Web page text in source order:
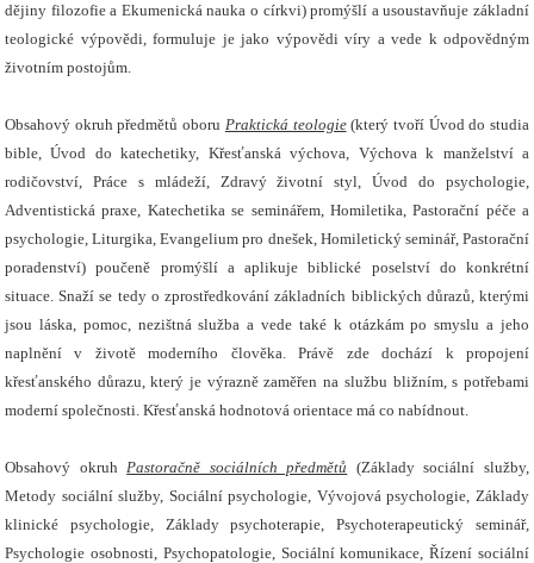
dějiny filozofie a Ekumenická nauka o církvi) promýšlí a usoustavňuje základní
teologické výpovědi, formuluje je jako výpovědi víry a vede k odpovědným
životním postojům.
Obsahový okruh předmětů oboru Praktická teologie(který tvoří Úvod do studia
bible, Úvod do katechetiky, Křesťanská výchova, Výchova k manželství a
rodičovství, Práce s mládeží, Zdravý životní styl, Úvod do psychologie,
Adventistická praxe, Katechetika se seminářem, Homiletika, Pastorační péče a
psychologie, Liturgika, Evangelium pro dnešek, Homiletický seminář, Pastorační
poradenství) poučeně promýšlí a aplikuje biblické poselství do konkrétní
situace. Snaží se tedy o zprostředkování základních biblických důrazů, kterými
jsou láska, pomoc, nezištná služba a vede také k otázkám po smyslu a jeho
naplnění v životě moderního člověka. Právě zde dochází k propojení
křesťanského důrazu, který je výrazně zaměřen na službu bližním, s potřebami
moderní společnosti. Křesťanská hodnotová orientace má co nabídnout.
Obsahový okruhPastoračně sociálních předmětů (Základy sociální služby,
Metody sociální služby, Sociální psychologie, Vývojová psychologie, Základy
klinické psychologie, Základy psychoterapie, Psychoterapeutický seminář,
Psychologie osobnosti, Psychopatologie, Sociální komunikace, Řízení sociální